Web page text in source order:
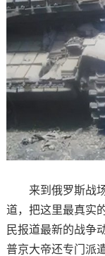
来到俄罗斯战场
道，把这里最真实
民报道最新的战争
普京大帝还专门派